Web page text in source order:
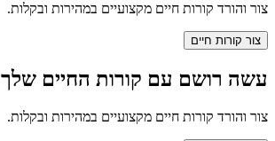
צור והורד קורות חיים מקצועיים במהירות ובקלות.
צור קורות חיים
עשה רושם עם קורות החיים שלך
צור והורד קורות חיים מקצועיים במהירות ובקלות.